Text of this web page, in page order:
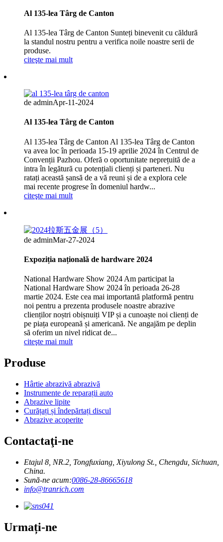
Al 135-lea Târg de Canton
Al 135-lea Târg de Canton Sunteți binevenit cu căldură
la standul nostru pentru a verifica noile noastre serii de
produse.
citeşte mai mult
de adminApr-11-2024
Al 135-lea Târg de Canton
Al 135-lea Târg de Canton Al 135-lea Târg de Canton
va avea loc în perioada 15-19 aprilie 2024 în Centrul de
Convenții Pazhou. Oferă o oportunitate neprețuită de a
intra în legătură cu potențiali clienți și parteneri. Nu
ratați această șansă de a vă reuni și de a explora cele
mai recente progrese în domeniul hardw...
citeşte mai mult
de adminMar-27-2024
Expoziția națională de hardware 2024
National Hardware Show 2024 Am participat la
National Hardware Show 2024 în perioada 26-28
martie 2024. Este cea mai importantă platformă pentru
noi pentru a prezenta produsele noastre abrazive
clienților noștri obișnuiți VIP și a cunoaște noi clienți de
pe piața europeană și americană. Ne angajăm pe deplin
să oferim un nivel ridicat de...
citeşte mai mult
Produse
Hârtie abrazivă abrazivă
Instrumente de reparații auto
Abrazive lipite
Curățați și îndepărtați discul
Abrazive acoperite
Contactaţi-ne
Etajul 8, NR.2, Tongfuxiang, Xiyulong St., Chengdu, Sichuan,
China.
Sună-ne acum:0086-28-86665618
info@tranrich.com
Urmați-ne